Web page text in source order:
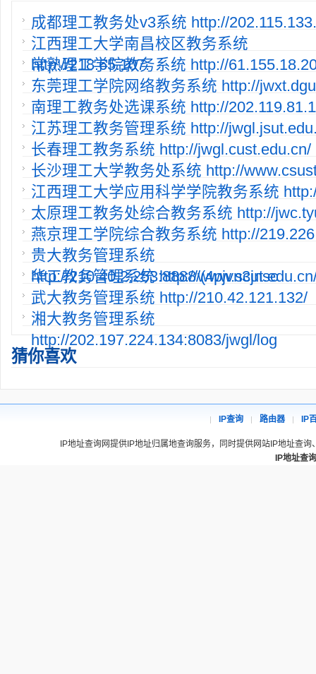
成都理工教务处v3系统 http://
江西理工大学南昌校区教务系统
http://218.65.107.
常熟理工学院教务系统 http://
东莞理工学院网络教务系统 http://
南理工教务处选课系统 http://
江苏理工教务管理系统 http://
长春理工教务系统 http://jwgl.cust.edu.cn/
长沙理工大学教务处系统 http://
江西理工大学应用科学学院教务系统
太原理工教务处综合教务系统 http://
燕京理工学院综合教务系统 http://
贵大教务管理系统
http://210.40.2.253:8888/(4pjvn3jnsc
华工教务管理系统 http://
武大教务管理系统 http://210.42.121.132/
湘大教务管理系统
http://202.197.224.134:8083/jwgl/log
猜你喜欢
IP查询 路由器 IP
IP地址查询网提供IP地址归属地查询服务，同时提供网站IP地址查
IP地址查